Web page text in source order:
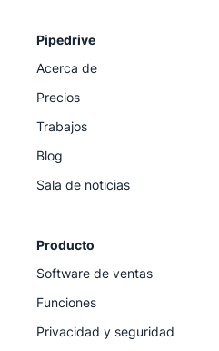
Pipedrive
Acerca de
Precios
Trabajos
Blog
Sala de noticias
Producto
Software de ventas
Funciones
Privacidad y seguridad